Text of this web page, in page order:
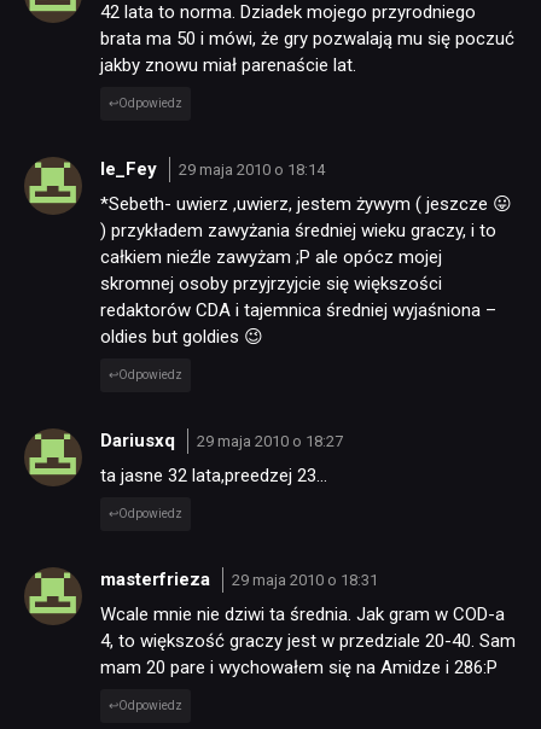
42 lata to norma. Dziadek mojego przyrodniego
brata ma 50 i mówi, że gry pozwalają mu się poczuć
jakby znowu miał parenaście lat.
Odpowiedz
le_Fey 29 maja 2010 o 18:14
*Sebeth- uwierz ,uwierz, jestem żywym ( jeszcze 😛
) przykładem zawyżania średniej wieku graczy, i to
całkiem nieźle zawyżam ;P ale opócz mojej
skromnej osoby przyjrzyjcie się większości
redaktorów CDA i tajemnica średniej wyjaśniona –
oldies but goldies 😉
Odpowiedz
Dariusxq 29 maja 2010 o 18:27
ta jasne 32 lata,preedzej 23…
Odpowiedz
masterfrieza 29 maja 2010 o 18:31
Wcale mnie nie dziwi ta średnia. Jak gram w COD-a
4, to większość graczy jest w przedziale 20-40. Sam
mam 20 pare i wychowałem się na Amidze i 286:P
Odpowiedz